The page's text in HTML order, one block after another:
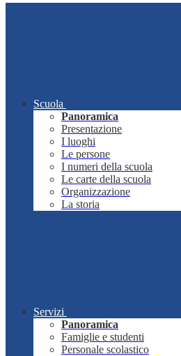
Scuola
Panoramica
Presentazione
I luoghi
Le persone
I numeri della scuola
Le carte della scuola
Organizzazione
La storia
Servizi
Panoramica
Famiglie e studenti
Personale scolastico